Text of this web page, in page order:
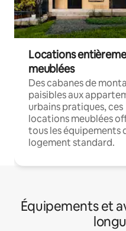
Locations
meublées
Des cabanes de
paisibles aux
urbains pratiques, ces
locations meublées
tous les équipements
logement standard.
Équipements et